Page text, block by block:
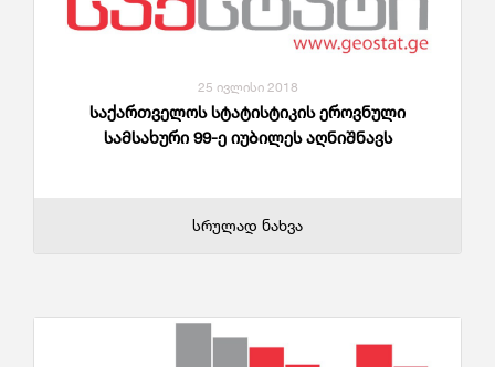
25 ივლისი 2018
საქართველოს სტატისტიკის ეროვნული
სამსახური 99-ე იუბილეს აღნიშნავს
სრულად ნახვა